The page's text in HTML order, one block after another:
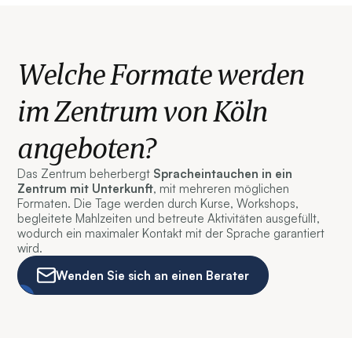
Welche Formate werden
im Zentrum von Köln
angeboten?
Das Zentrum beherbergt Spracheintauchen in ein
Zentrum mit Unterkunft, mit mehreren möglichen
Formaten. Die Tage werden durch Kurse, Workshops,
begleitete Mahlzeiten und betreute Aktivitäten ausgefüllt,
wodurch ein maximaler Kontakt mit der Sprache garantiert
wird.
Wenden Sie sich an einen Berater